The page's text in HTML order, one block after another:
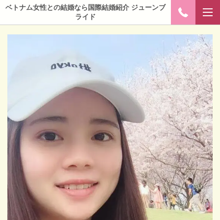
ベトナム女性との結婚なら国際結婚紹介 ジューンブ
ライド